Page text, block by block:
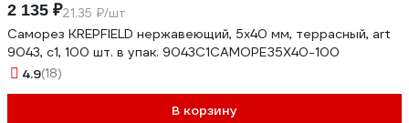
2 135 ₽21.35 ₽/шт
Саморез KREPFIELD нержавеющий, 5x40 мм, террасный, art
9043, с1, 100 шт. в упак. 9043С1САМОРЕЗ5Х40-100
4.9(18)
В корзину